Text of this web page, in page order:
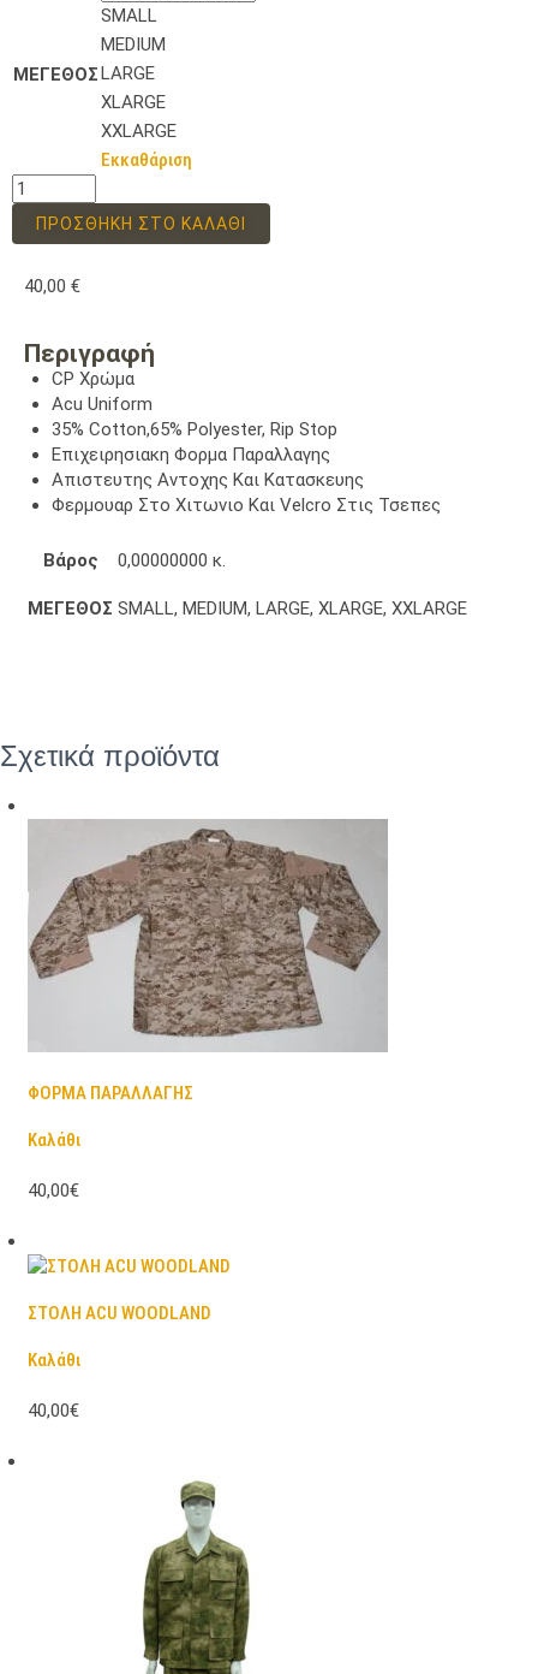
ΜΕΓΕΘΟΣ
SMALL
MEDIUM
LARGE
XLARGE
XXLARGE
Εκκαθάριση
ΠΡΟΣΘΉΚΗ ΣΤΟ ΚΑΛΆΘΙ
40,00 €
Περιγραφή
CP Χρώμα
Acu Uniform
35% Cotton,65% Polyester, Rip Stop
Επιχειρησιακη Φορμα Παραλλαγης
Απιστευτης Αντοχης Και Κατασκευης
Φερμουαρ Στο Χιτωνιο Και Velcro Στις Τσεπες
Βάρος 0,00000000 κ.
ΜΕΓΕΘΟΣ SMALL, MEDIUM, LARGE, XLARGE, XXLARGE
Σχετικά προϊόντα
ΦΟΡΜΑ ΠΑΡΑΛΛΑΓΗΣ
Καλάθι
40,00€
ΣΤΟΛΗ ACU WOODLAND
Καλάθι
40,00€